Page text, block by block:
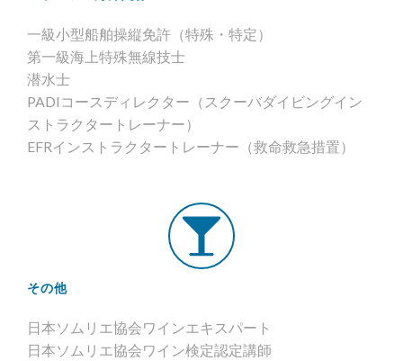
一級小型船舶操縦免許（特殊・特定）
第一級海上特殊無線技士
潜水士
PADIコースディレクター（スクーバダイビングイン
ストラクタートレーナー）
EFRインストラクタートレーナー（救命救急措置）
その他
日本ソムリエ協会ワインエキスパート
日本ソムリエ協会ワイン検定認定講師